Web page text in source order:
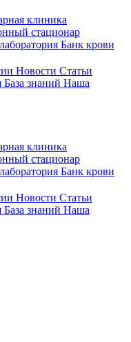
клиника
стационар
Банк крови
Новости Статьи
База знаний Наша
клиника
стационар
Банк крови
Новости Статьи
База знаний Наша